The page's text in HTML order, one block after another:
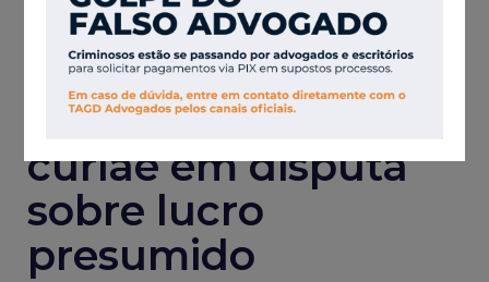
Juíza nega
participação da
AASP como amicus
curiae em disputa
sobre lucro
presumido